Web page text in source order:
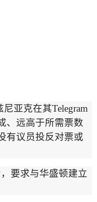
尼亚克在其Telegram
、远高于所需票数
有议员投反对票或
要求与华盛顿建立